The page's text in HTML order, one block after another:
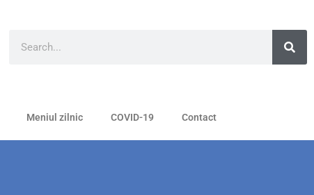
Meniul zilnic COVID-19 Contact